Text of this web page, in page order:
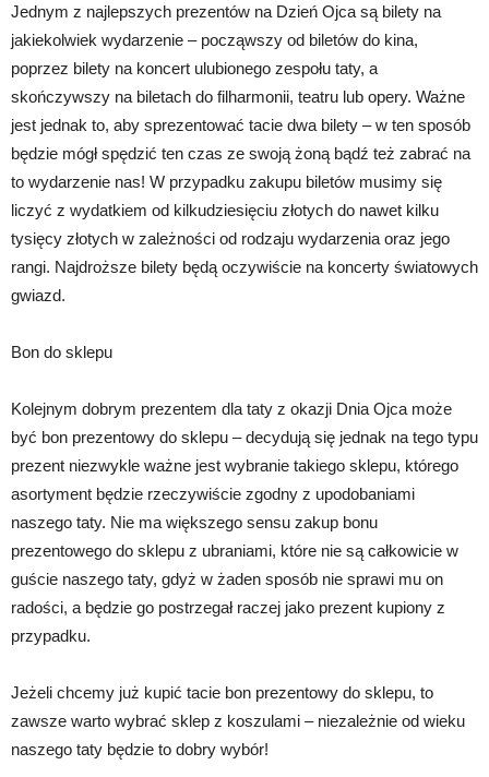
Jednym z najlepszych prezentów na Dzień Ojca są bilety na
jakiekolwiek wydarzenie – począwszy od biletów do kina,
poprzez bilety na koncert ulubionego zespołu taty, a
skończywszy na biletach do filharmonii, teatru lub opery. Ważne
jest jednak to, aby sprezentować tacie dwa bilety – w ten sposób
będzie mógł spędzić ten czas ze swoją żoną bądź też zabrać na
to wydarzenie nas! W przypadku zakupu biletów musimy się
liczyć z wydatkiem od kilkudziesięciu złotych do nawet kilku
tysięcy złotych w zależności od rodzaju wydarzenia oraz jego
rangi. Najdroższe bilety będą oczywiście na koncerty światowych
gwiazd.
Bon do sklepu
Kolejnym dobrym prezentem dla taty z okazji Dnia Ojca może
być bon prezentowy do sklepu – decydują się jednak na tego typu
prezent niezwykle ważne jest wybranie takiego sklepu, którego
asortyment będzie rzeczywiście zgodny z upodobaniami
naszego taty. Nie ma większego sensu zakup bonu
prezentowego do sklepu z ubraniami, które nie są całkowicie w
guście naszego taty, gdyż w żaden sposób nie sprawi mu on
radości, a będzie go postrzegał raczej jako prezent kupiony z
przypadku.
Jeżeli chcemy już kupić tacie bon prezentowy do sklepu, to
zawsze warto wybrać sklep z koszulami – niezależnie od wieku
naszego taty będzie to dobry wybór!